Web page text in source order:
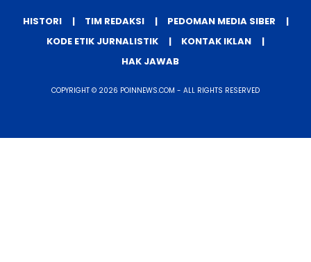
HISTORI TIM REDAKSI
PEDOMAN MEDIA SIBER
KODE ETIK JURNALISTIK
KONTAK IKLAN
HAK JAWAB
COPYRIGHT © 2026 POINNEWS.COM - ALL RIGHTS RESERVED